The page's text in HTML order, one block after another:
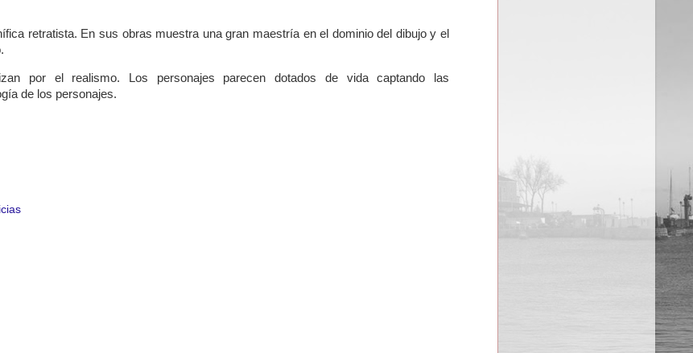
retratista. En sus obras muestra una gran maestría en el dominio del dibujo y el
por el realismo. Los personajes parecen dotados de vida captando las
de los personajes.